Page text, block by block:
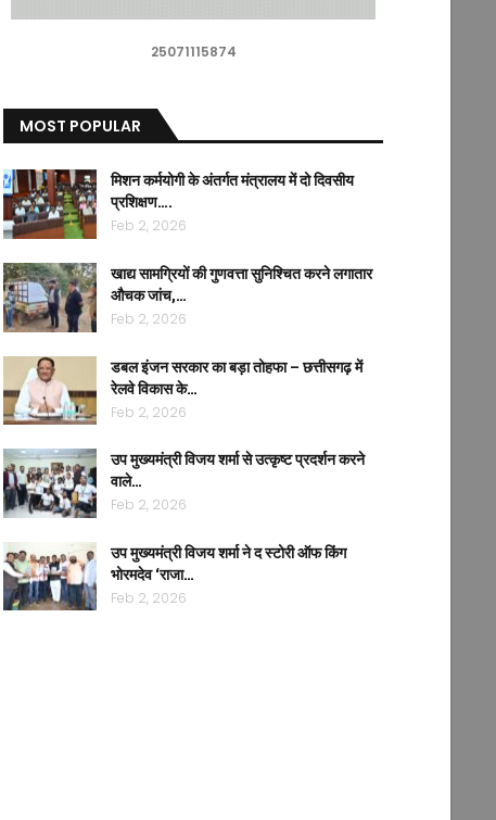
25071115874
MOST POPULAR
मिशन कर्मयोगी के अंतर्गत मंत्रालय में दो दिवसीय
प्रशिक्षण….
Feb 2, 2026
खाद्य सामग्रियों की गुणवत्ता सुनिश्चित करने लगातार
औचक जांच,…
Feb 2, 2026
डबल इंजन सरकार का बड़ा तोहफा – छत्तीसगढ़ में
रेलवे विकास के…
Feb 2, 2026
उप मुख्यमंत्री विजय शर्मा से उत्कृष्ट प्रदर्शन करने
वाले…
Feb 2, 2026
उप मुख्यमंत्री विजय शर्मा ने द स्टोरी ऑफ किंग
भोरमदेव ‘राजा…
Feb 2, 2026